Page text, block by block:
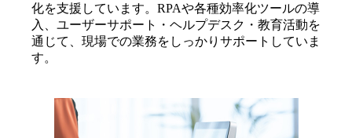
化を支援しています。RPAや各種効率化ツールの導
入、ユーザーサポート・ヘルプデスク・教育活動を
通じて、現場での業務をしっかりサポートしていま
す。